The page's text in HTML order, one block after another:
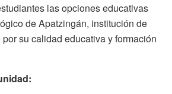
las opciones educativas
de Apatzingán, institución de
su calidad educativa y formación